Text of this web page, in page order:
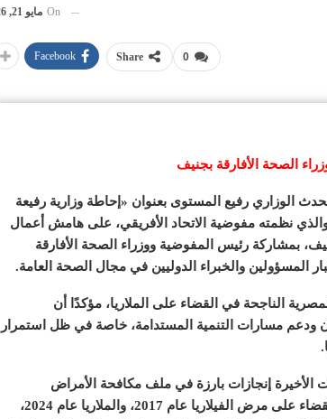
On مايو 21, 2026
0
Share
Facebook
الصحة الأفارقة بجنيف
الوزاري رفيع المستوى بعنوان «إحاطة وزارية رفيعة
والذي نظمته مفوضية الاتحاد الأفريقي، على هامش أعمال
بمشاركة رئيس المفوضية ووزراء الصحة الأفارقة
والخبراء الدوليين في مجال الصحة العامة.
الناجحة في القضاء على الملاريا، مؤكدًا أن
ودعم مسارات التنمية المستدامة، خاصة في ظل استمرار
إنجازات بارزة في ملف مكافحة الأمراض
المدارية، حيث حصلت على إشهاد منظمة الصحة العالمية بالقضاء على مرض الفيلاريا عام 2017، والملاريا عام 2024،